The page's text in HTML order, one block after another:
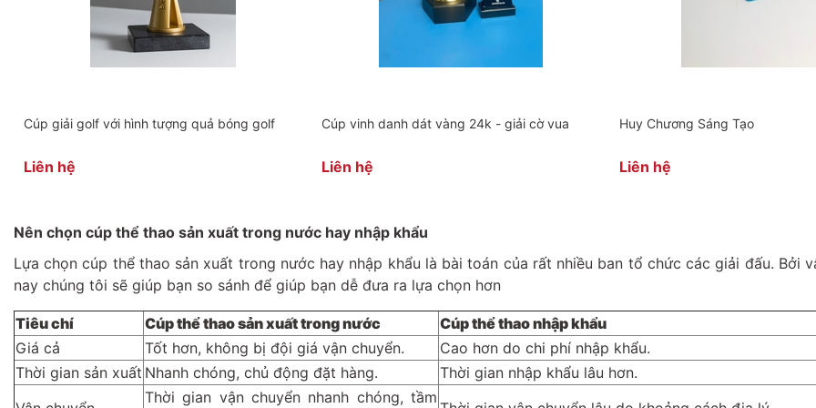
Cúp giải golf với hình tượng quả bóng golf
Liên hệ
Cúp vinh danh dát vàng 24k - giải cờ vua
Liên hệ
Huy Chương Sáng Tạo
Liên hệ
Nên chọn cúp thể thao sản xuất trong nước hay nhập khẩu
Lựa chọn cúp thể thao sản xuất trong nước hay nhập khẩu là bài toán của rất nhiều ban tổ chức các giải đấu. Bởi
nay chúng tôi sẽ giúp bạn so sánh để giúp bạn dễ đưa ra lựa chọn hơn
Tiêu chí Cúp thể thao sản xuất trong nước
Cúp thể thao nhập khẩu
Giá cả
Tốt hơn, không bị đội giá vận chuyển.
Cao hơn do chi phí nhập khẩu.
Thời gian sản xuất Nhanh chóng, chủ động đặt hàng.
Thời gian nhập khẩu lâu hơn.
Thời gian vận chuyển nhanh chóng, tầm